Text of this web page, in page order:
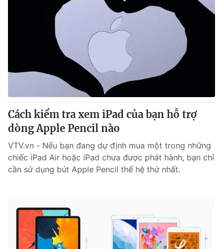
Cách kiểm tra xem iPad của bạn hỗ trợ
dòng Apple Pencil nào
VTV.vn - Nếu bạn đang dự định mua một trong những
chiếc iPad Air hoặc iPad chưa được phát hành, bạn chỉ
cần sử dụng bút Apple Pencil thế hệ thứ nhất.